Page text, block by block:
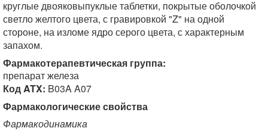
круглые двояковыпуклые таблетки, покрытые оболочкой
светло желтого цвета, с гравировкой "Z" на одной
стороне, на изломе ядро серого цвета, с характерным
запахом.
Фармакотерапевтическая группа:
препарат железа
Код ATX: B03A A07
Фармакологические свойства
Фармакодинамика